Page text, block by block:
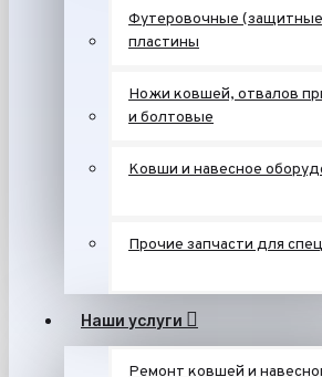
Футеровочные
пластины
Ножи ковшей, отвалов
и болтовые
Ковши и навесное
Прочие запчасти для
Наши услуги
Ремонт ковшей и